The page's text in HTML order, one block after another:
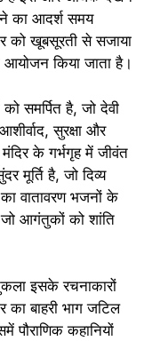
का आदर्श समय
को खूबसूरती से सजाया
किया जाता है।
समर्पित है, जो देवी
सुरक्षा और
के गर्भगृह में जीवंत
मूर्ति है, जो दिव्य
वातावरण भजनों के
आगंतुकों को शांति
इसके रचनाकारों
बाहरी भाग जटिल
पौराणिक कहानियों